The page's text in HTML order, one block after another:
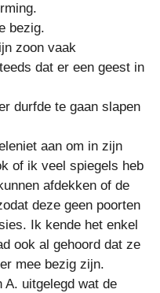
bezig.
zoon vaak
dat er een geest in
durfde te gaan slapen
aan om in zijn
of ik veel spiegels heb
afdekken of de
deze geen poorten
Ik kende het enkel
ook al gehoord dat ze
mee bezig zijn.
A. uitgelegd wat de